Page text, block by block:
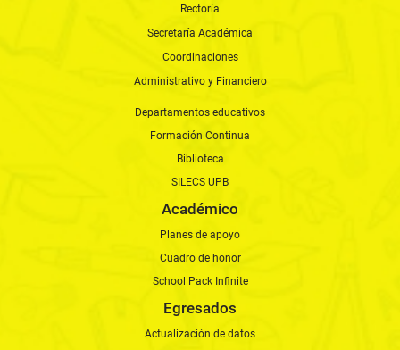
Rectoría
Secretaría Académica
Coordinaciones
Administrativo y Financiero
Departamentos educativos
Formación Continua
Biblioteca
SILECS UPB
Académico
Planes de apoyo
Cuadro de honor
School Pack Infinite
Egresados
Actualización de datos